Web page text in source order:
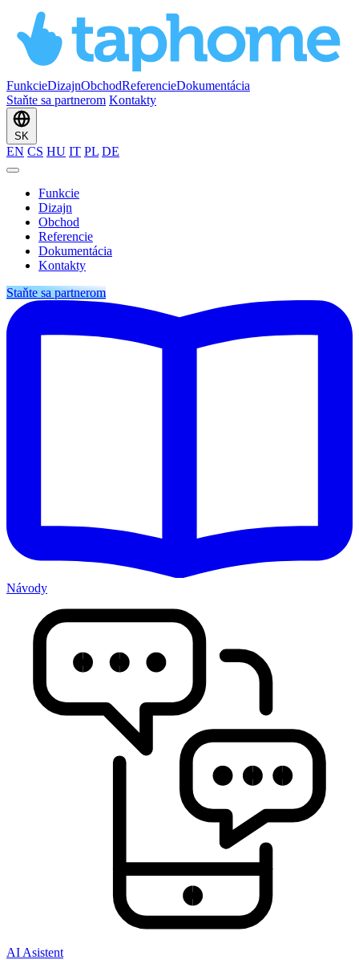
FunkcieDizajnObchodReferencieDokumentácia
Staňte sa partnerom Kontakty
SK
EN CS HU IT PL DE
Funkcie
Dizajn
Obchod
Referencie
Dokumentácia
Kontakty
Staňte sa partnerom
Návody
AI Asistent